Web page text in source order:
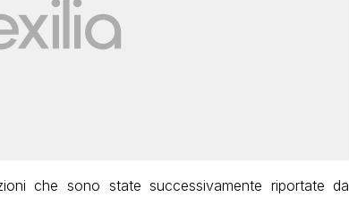
che sono state successivamente riportate da